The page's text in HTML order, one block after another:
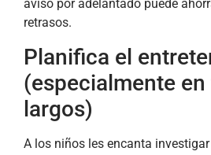
aviso por adelantado puede
retrasos.
Planifica el
(especialmente
largos)
A los niños les encanta